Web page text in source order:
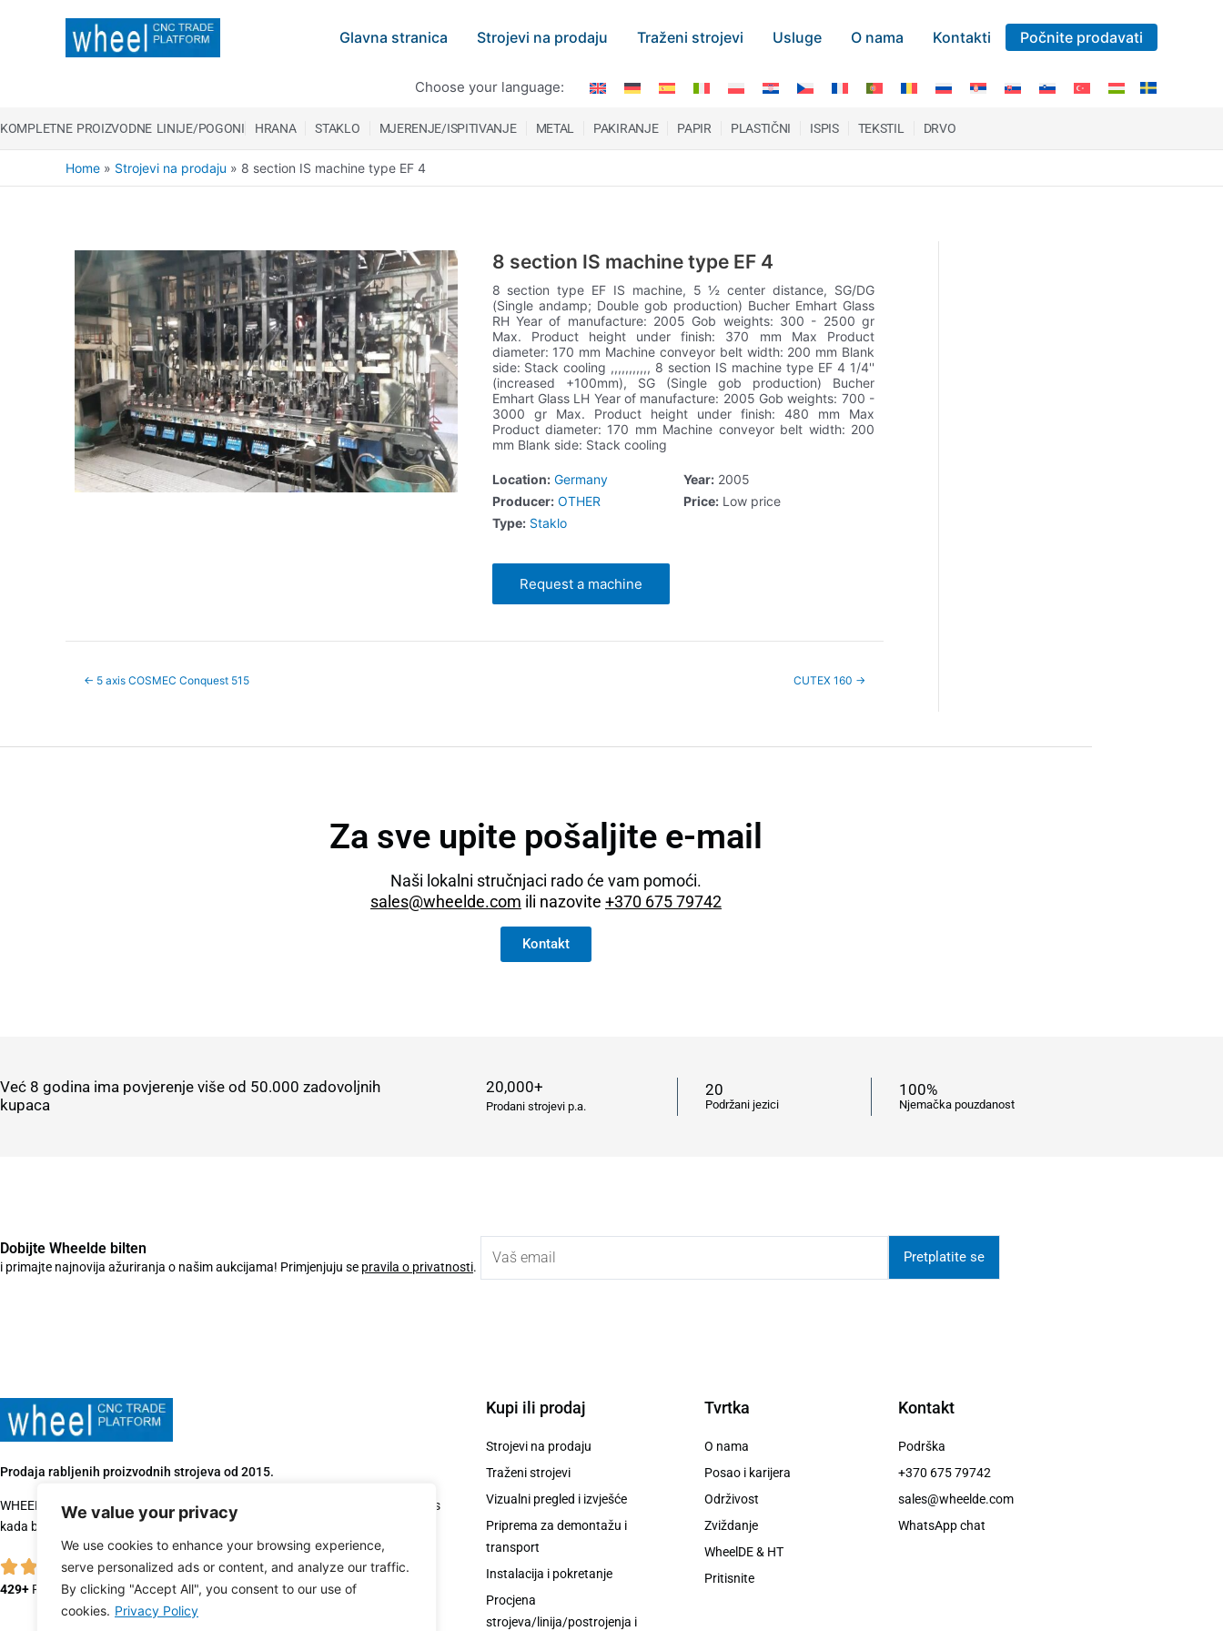
We value your privacy
We use cookies to enhance your browsing experience,
serve personalized ads or content, and analyze our traffic.
By clicking "Accept All", you consent to our use of
cookies. Privacy Policy
Glavna stranica Strojevi na prodaju Traženi strojevi Usluge O nama Kontakti Počnite prodavati
Choose your language:
KOMPLETNE PROIZVODNE LINIJE/POGONI HRANA STAKLO MJERENJE/ISPITIVANJE METAL PAKIRANJE PAPIR PLASTIČNI ISPIS TEKSTIL DRVO
Home » Strojevi na prodaju » 8 section IS machine type EF 4
8 section IS machine type EF 4
8 section type EF IS machine, 5 ½ center distance, SG/DG
(Single andamp; Double gob production) Bucher Emhart Glass
RH Year of manufacture: 2005 Gob weights: 300 - 2500 gr
Max. Product height under finish: 370 mm Max Product
diameter: 170 mm Machine conveyor belt width: 200 mm Blank
side: Stack cooling ,,,,,,,,,,, 8 section IS machine type EF 4 1/4''
(increased +100mm), SG (Single gob production) Bucher
Emhart Glass LH Year of manufacture: 2005 Gob weights: 700 -
3000 gr Max. Product height under finish: 480 mm Max
Product diameter: 170 mm Machine conveyor belt width: 200
mm Blank side: Stack cooling
Location: Germany
Producer: OTHER
Type: Staklo
Year:2005
Price:Low price
Request a machine
← 5 axis COSMEC Conquest 515 CUTEX 160 →
Za sve upite pošaljite e-mail
Naši lokalni stručnjaci rado će vam pomoći.
sales@wheelde.com ili nazovite +370 675 79742
Kontakt
Već 8 godina ima povjerenje više od 50.000 zadovoljnih
kupaca
20,000+
Prodani strojevi p.a.
20
Podržani jezici
100%
Njemačka pouzdanost
Dobijte Wheelde bilten
i primajte najnovija ažuriranja o našim aukcijama! Primjenjuju se pravila o privatnosti.
Pretplatite se
Prodaja rabljenih proizvodnih strojeva od 2015.
WHEELDE je jedan od vodećih trgovaca rabljenim strojevima. Kontaktirajte nas
kada budete spremni kupiti, prodati ili zamijeniti kvalitetnu rabljenu opremu.
429+ Recenzije kupaca
Kupi ili prodaj
Strojevi na prodaju
Traženi strojevi
Vizualni pregled i izvješće
Priprema za demontažu i
transport
Instalacija i pokretanje
Procjena
strojeva/linija/postrojenja i
Tvrtka
O nama
Posao i karijera
Održivost
Zviždanje
WheelDE & HT
Pritisnite
Kontakt
Podrška
+370 675 79742
sales@wheelde.com
WhatsApp chat